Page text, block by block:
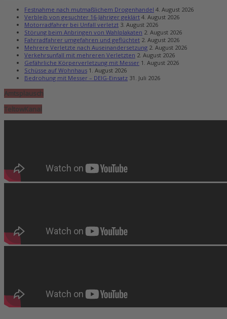
Festnahme nach mutmaßlichem Drogenhandel 4. August 2026
Verbleib von gesuchter 16-Jähriger geklärt 4. August 2026
Motorradfahrer bei Unfall verletzt 3. August 2026
Störung beim Anbringen von Wahlplakaten 2. August 2026
Fahrradfahrer umgefahren und geflüchtet 2. August 2026
Mehrere Verletzte nach Auseinandersetzung 2. August 2026
Verkehrsunfall mit mehreren Verletzten 2. August 2026
Gefährliche Körperverletzung mit Messer 1. August 2026
Schüsse auf Wohnhaus 1. August 2026
Bedrohung mit Messer – DEIG-Einsatz 31. Juli 2026
Amtsplausch
TeltowKanal